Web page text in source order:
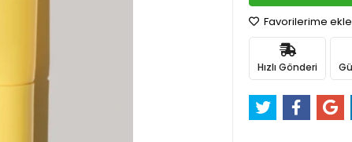
Favorilerime ekle
Hızlı Gönderi